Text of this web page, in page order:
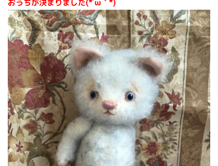
おうちが決まりました(*´ω｀*)